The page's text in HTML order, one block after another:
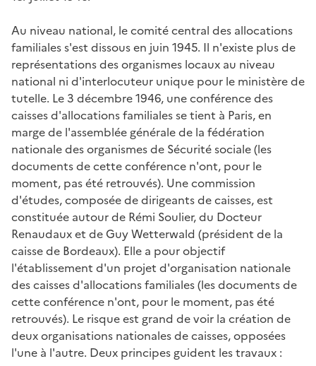
Au niveau national, le comité central des allocations
familiales s'est dissous en juin 1945. Il n'existe plus de
représentations des organismes locaux au niveau
national ni d'interlocuteur unique pour le ministère de
tutelle. Le 3 décembre 1946, une conférence des
caisses d'allocations familiales se tient à Paris, en
marge de l'assemblée générale de la fédération
nationale des organismes de Sécurité sociale (les
documents de cette conférence n'ont, pour le
moment, pas été retrouvés). Une commission
d'études, composée de dirigeants de caisses, est
constituée autour de Rémi Soulier, du Docteur
Renaudaux et de Guy Wetterwald (président de la
caisse de Bordeaux). Elle a pour objectif
l'établissement d'un projet d'organisation nationale
des caisses d'allocations familiales (les documents de
cette conférence n'ont, pour le moment, pas été
retrouvés). Le risque est grand de voir la création de
deux organisations nationales de caisses, opposées
l'une à l'autre. Deux principes guident les travaux :